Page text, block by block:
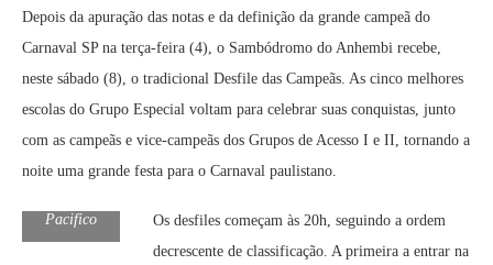
Depois da apuração das notas e da definição da grande campeã do
Carnaval SP na terça-feira (4), o Sambódromo do Anhembi recebe,
neste sábado (8), o tradicional Desfile das Campeãs. As cinco melhores
escolas do Grupo Especial voltam para celebrar suas conquistas, junto
com as campeãs e vice-campeãs dos Grupos de Acesso I e II, tornando a
noite uma grande festa para o Carnaval paulistano.
Pacifico
Os desfiles começam às 20h, seguindo a ordem
decrescente de classificação. A primeira a entrar na